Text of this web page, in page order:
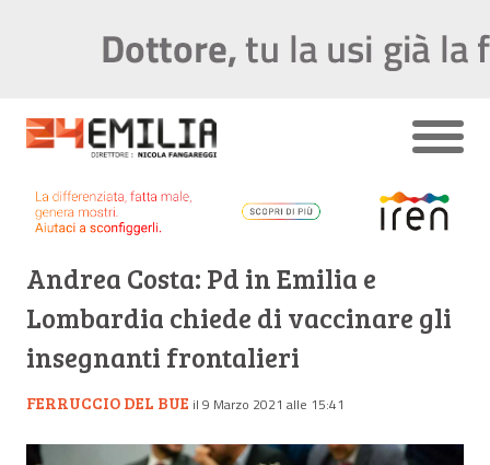
Andrea Costa: Pd in Emilia e
Lombardia chiede di vaccinare gli
insegnanti frontalieri
FERRUCCIO DEL BUE il 9 Marzo 2021 alle 15:41